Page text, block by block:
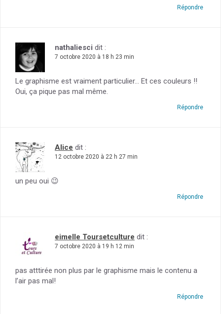
Répondre
nathaliesci dit :
7 octobre 2020 à 18 h 23 min
Le graphisme est vraiment particulier… Et ces couleurs !!
Oui, ça pique pas mal même.
Répondre
Alice dit :
12 octobre 2020 à 22 h 27 min
un peu oui 😉
Répondre
eimelle Toursetculture dit :
7 octobre 2020 à 19 h 12 min
pas atttirée non plus par le graphisme mais le contenu a
l’air pas mal!
Répondre